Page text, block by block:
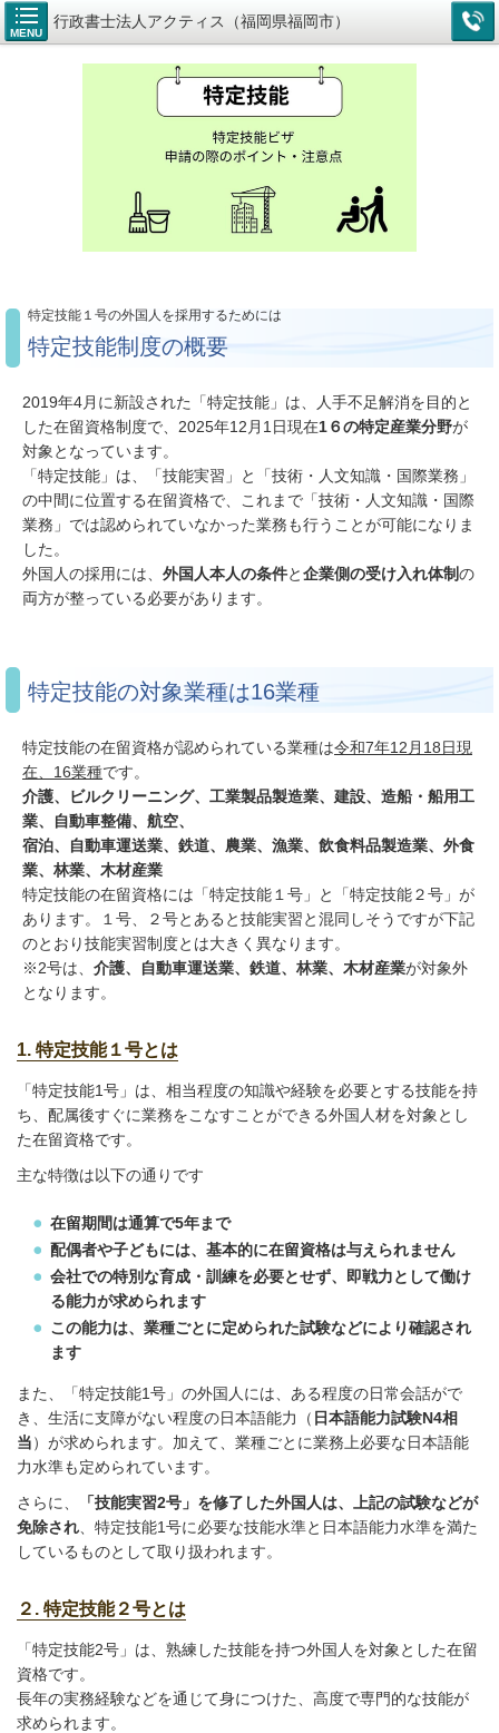
MENU
行政書士法人アクティス（福岡県福岡市）
特定技能１号の外国人を採用するためには
特定技能制度の概要
2019年4月に新設された「特定技能」は、人手不足解消を目的と
した在留資格制度で、 2025年12月1日現在1６の特定産業分野が
対象となっています。
「特定技能」は、「技能実習」と「技術・人文知識・国際業務」
の中間に位置する在留資格で、これまで「技術・人文知識・国際
業務」では認められていなかった業務も行うことが可能になりま
した。
外国人の採用には、 外国人本人の条件と企業側の受け入れ体制の
両方が整っている必要があります。
特定技能の対象業種は16業種
特定技能の在留資格が認められている業種は令和7年12月18日現
在、16業種です。
介護、ビルクリーニング、工業製品製造業、建設、造船・船用工
業、自動車整備、航空、
宿泊、自動車運送業、鉄道、農業、漁業、飲食料品製造業、外食
業、林業、木材産業
特定技能の在留資格には「特定技能１号」と「特定技能２号」が
あります。１号、２号とあると技能実習と混同しそうですが下記
のとおり技能実習制度とは大きく異なります。
※2号は、 介護、 自動車運送業、 鉄道、 林業、 木材産業が対象外
となります。
1. 特定技能１号とは
「特定技能1号」は、相当程度の知識や経験を必要とする技能を持
ち、配属後すぐに業務をこなすことができる外国人材を対象とし
た在留資格です。
主な特徴は以下の通りです
在留期間は通算で5年まで
配偶者や子どもには、基本的に在留資格は与えられません
会社での特別な育成・訓練を必要とせず、即戦力として働け
る能力が求められます
この能力は、業種ごとに定められた試験などにより確認され
ます
また、「特定技能1号」の外国人には、ある程度の日常会話がで
き、生活に支障がない程度の日本語能力（ 日本語能力試験N4相
当）が求められます。加えて、業種ごとに業務上必要な日本語能
力水準も定められています。
さらに、
「技能実習2号」を修了した外国人は、上記の試験などが
免除され 、特定技能1号に必要な技能水準と日本語能力水準を満た
しているものとして取り扱われます。
２. 特定技能２号とは
「特定技能2号」は、熟練した技能を持つ外国人を対象とした在留
資格です。
長年の実務経験などを通じて身につけた、高度で専門的な技能が
求められます。